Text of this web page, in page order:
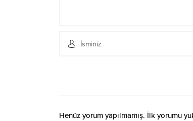
Henüz yorum yapılmamış. İlk yorumu